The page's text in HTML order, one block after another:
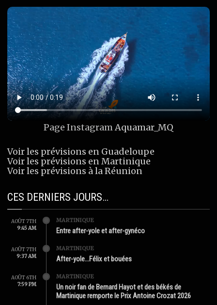
Page InstagramAquamar_MQ
Voir les prévisions en Guadeloupe
Voir les prévisions en Martinique
Voir les prévisions à la Réunion
CES DERNIERS JOURS…
AOÛT 7TH
9:45 AM
MARTINIQUE
Entre after-yole et after-gynéco
AOÛT 7TH
9:37 AM
MARTINIQUE
After-yole…Félix et bouées
AOÛT 6TH
7:59 PM
MARTINIQUE
Un noir fan de Bernard Hayot et des békés de
Martinique remporte le Prix Antoine Crozat 2026